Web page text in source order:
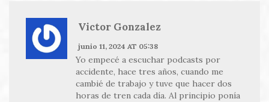
Victor Gonzalez
junio 11, 2024 AT 05:38
Yo empecé a escuchar podcasts por
accidente, hace tres años, cuando me
cambié de trabajo y tuve que hacer dos
horas de tren cada día. Al principio ponía